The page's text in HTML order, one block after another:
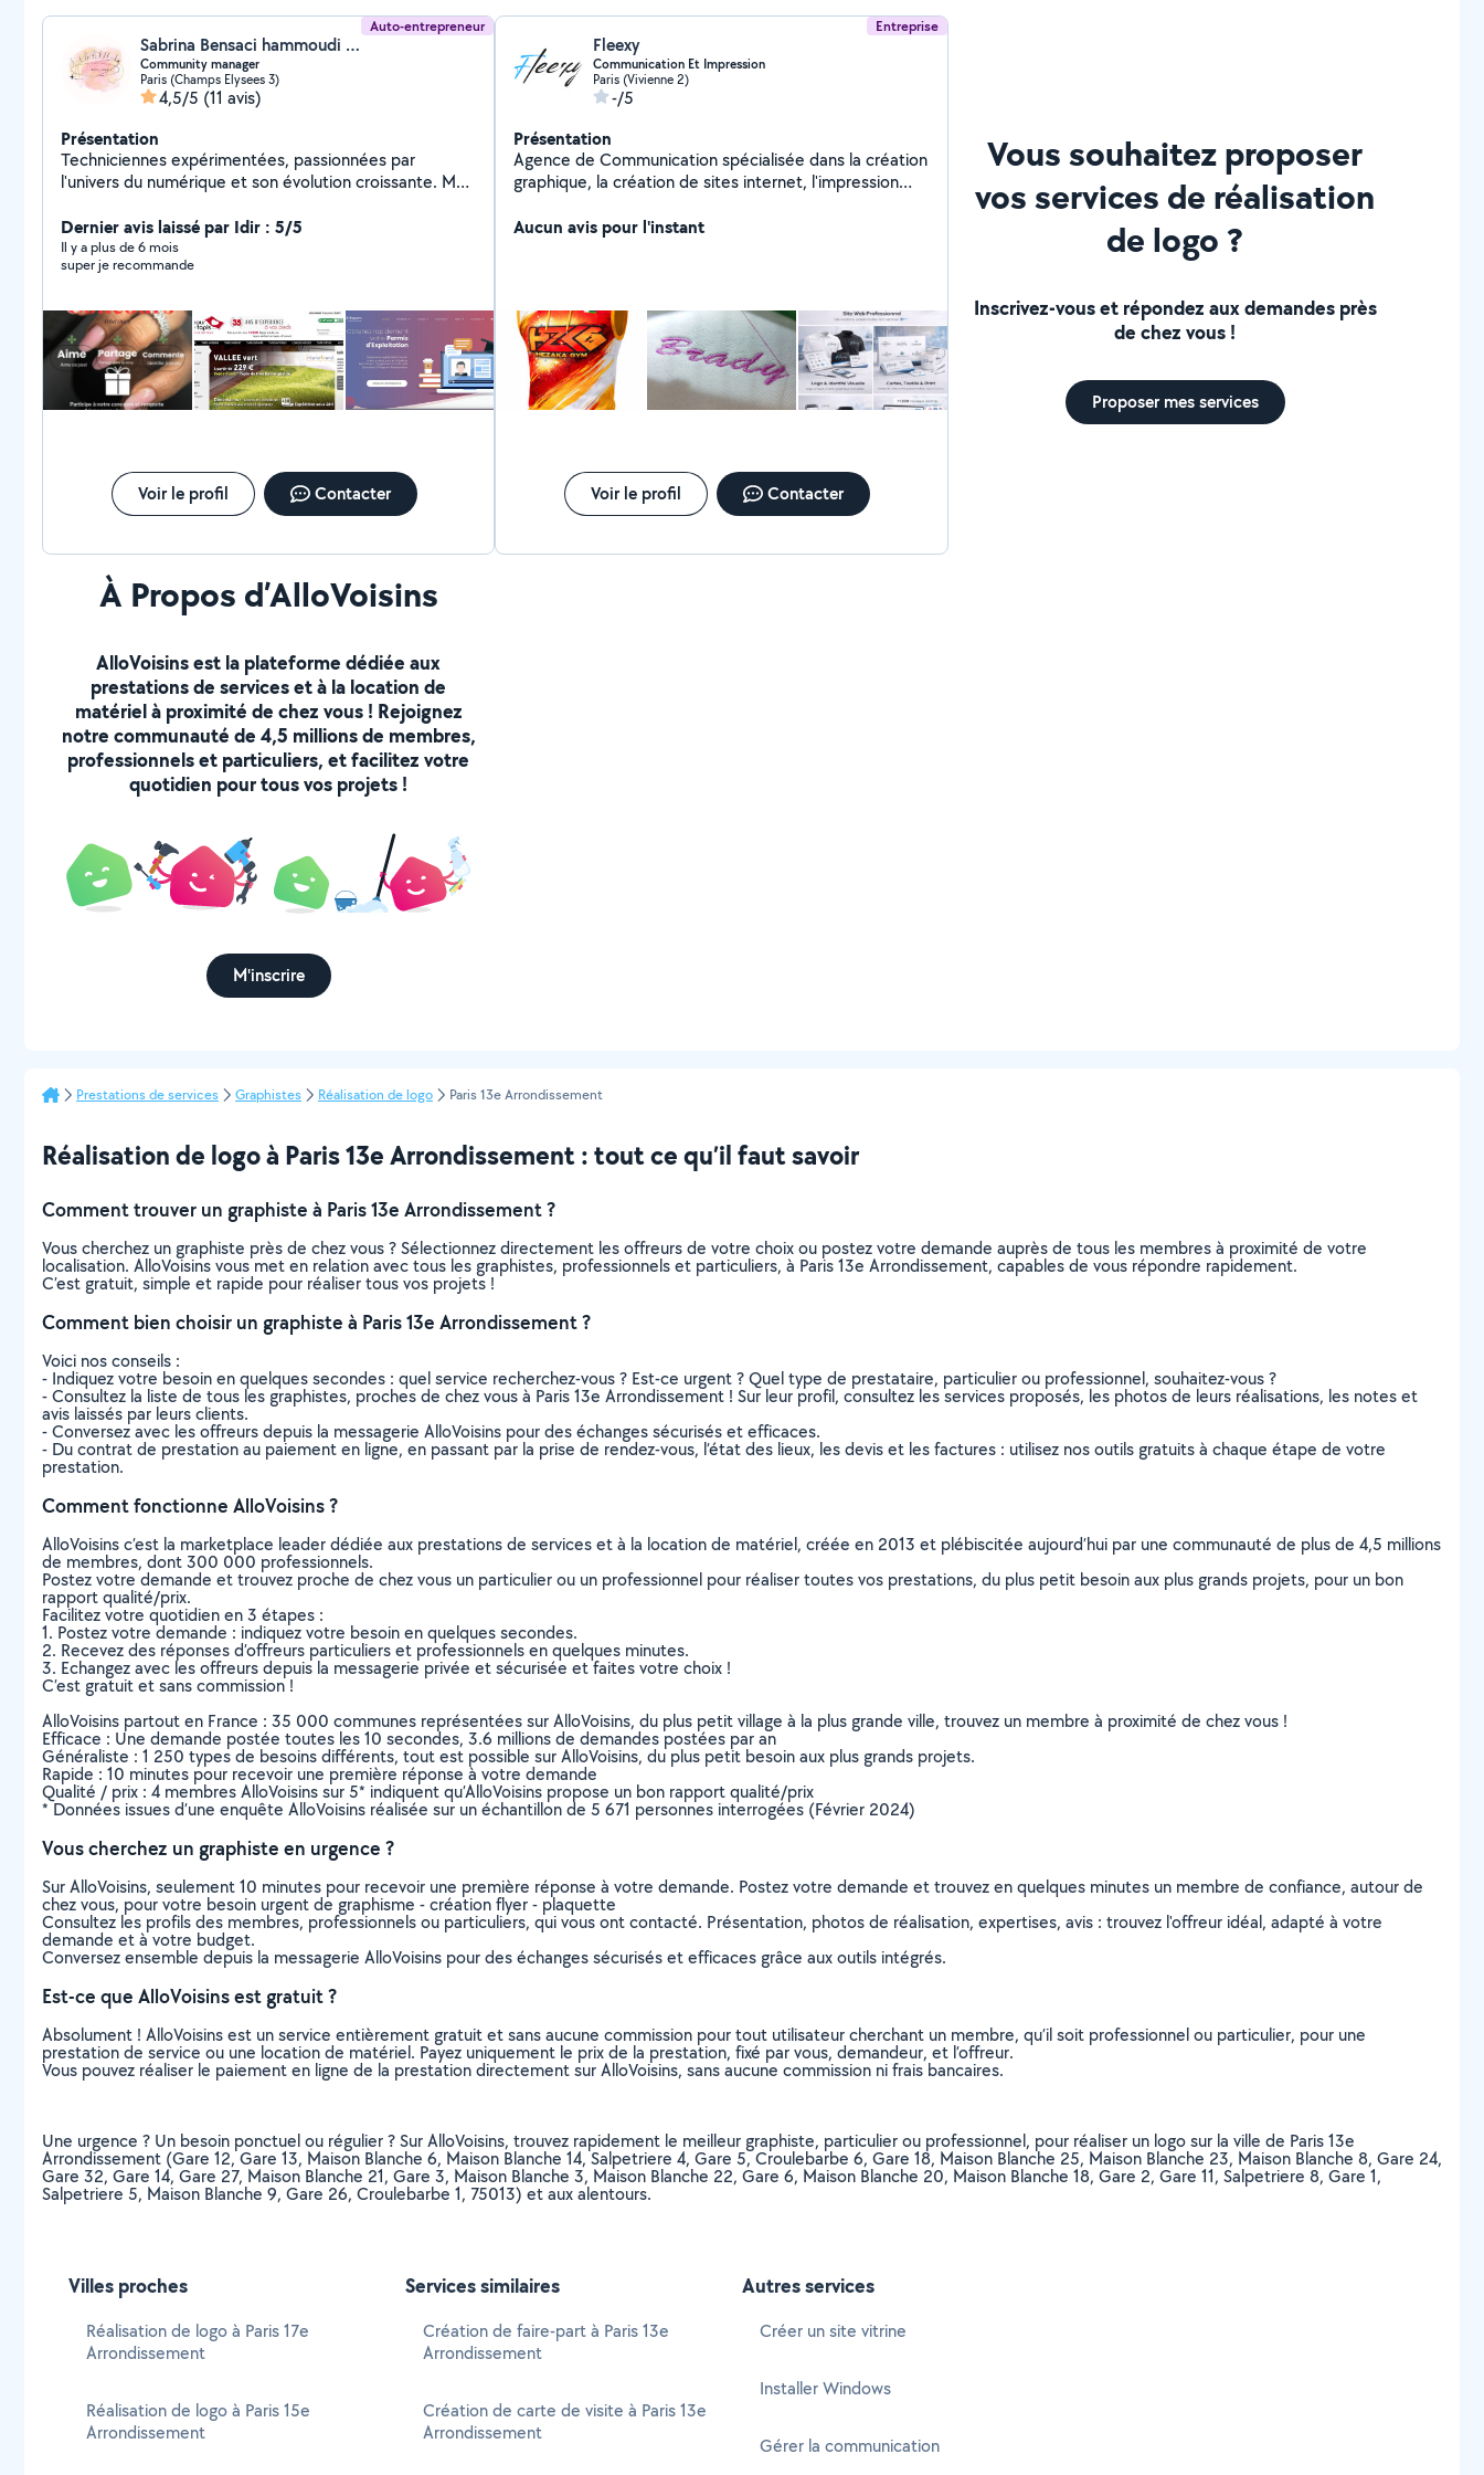
Auto-entrepreneur
Sabrina Bensaci hammoudi (Social.media)
Community manager
Paris (Champs Elysees 3)
4,5/5 (11 avis)
Présentation
Techniciennes expérimentées, passionnées par
l'univers du numérique et son évolution croissante. Mon
culture innovante, enthousiaste et audacieuse. Grâce à
un parcours de formation approfondie et à des
expériences professionnelles performantes, je suis
d'applications web/mobile.je gère vos réseaux sociaux
avec différents packs mise à votre disposition pour
faciliter tous les budget .
Dernier avis laissé par Idir : 5/5
Il y a plus de 6 mois
super je recommande
Voir le profil Contacter
Entreprise
Fleexy
Communication Et Impression
Paris (Vivienne 2)
-/5
Présentation
Agence de Communication spécialisée dans la création
graphique, la création de sites internet, l'impression
Aucun avis pour l'instant
Voir le profil Contacter
Vous souhaitez proposer
vos services de réalisation
de logo ?
Inscrivez-vous et répondez aux demandes près
de chez vous !
Proposer mes services
À Propos d’AlloVoisins
AlloVoisins est la plateforme dédiée aux
prestations de services et à la location de
matériel à proximité de chez vous ! Rejoignez
notre communauté de 4,5 millions de membres,
professionnels et particuliers, et facilitez votre
quotidien pour tous vos projets !
M'inscrire
Prestations de services Graphistes Réalisation de logo Paris 13e Arrondissement
Réalisation de logo à Paris 13e Arrondissement : tout ce qu’il faut savoir
Comment trouver un graphiste à Paris 13e Arrondissement ?
Vous cherchez un graphiste près de chez vous ? Sélectionnez directement les offreurs de votre choix ou postez votre demande auprès de tous les membres à proximité de votre
localisation. AlloVoisins vous met en relation avec tous les graphistes, professionnels et particuliers, à Paris 13e Arrondissement, capables de vous répondre rapidement.
C’est gratuit, simple et rapide pour réaliser tous vos projets !
Comment bien choisir un graphiste à Paris 13e Arrondissement ?
Voici nos conseils :
- Indiquez votre besoin en quelques secondes : quel service recherchez-vous ? Est-ce urgent ? Quel type de prestataire, particulier ou professionnel, souhaitez-vous ?
- Consultez la liste de tous les graphistes, proches de chez vous à Paris 13e Arrondissement ! Sur leur profil, consultez les services proposés, les photos de leurs réalisations, les notes et
avis laissés par leurs clients.
- Conversez avec les offreurs depuis la messagerie AlloVoisins pour des échanges sécurisés et efficaces.
- Du contrat de prestation au paiement en ligne, en passant par la prise de rendez-vous, l’état des lieux, les devis et les factures : utilisez nos outils gratuits à chaque étape de votre
prestation.
Comment fonctionne AlloVoisins ?
AlloVoisins c’est la marketplace leader dédiée aux prestations de services et à la location de matériel, créée en 2013 et plébiscitée aujourd’hui par une communauté de plus de 4,5 millions
de membres, dont 300 000 professionnels.
Postez votre demande et trouvez proche de chez vous un particulier ou un professionnel pour réaliser toutes vos prestations, du plus petit besoin aux plus grands projets, pour un bon
rapport qualité/prix.
Facilitez votre quotidien en 3 étapes :
1. Postez votre demande : indiquez votre besoin en quelques secondes.
2. Recevez des réponses d’offreurs particuliers et professionnels en quelques minutes.
3. Echangez avec les offreurs depuis la messagerie privée et sécurisée et faites votre choix !
C’est gratuit et sans commission !
AlloVoisins partout en France : 35 000 communes représentées sur AlloVoisins, du plus petit village à la plus grande ville, trouvez un membre à proximité de chez vous !
Efficace : Une demande postée toutes les 10 secondes, 3.6 millions de demandes postées par an
Généraliste : 1 250 types de besoins différents, tout est possible sur AlloVoisins, du plus petit besoin aux plus grands projets.
Rapide : 10 minutes pour recevoir une première réponse à votre demande
Qualité / prix : 4 membres AlloVoisins sur 5* indiquent qu’AlloVoisins propose un bon rapport qualité/prix
* Données issues d’une enquête AlloVoisins réalisée sur un échantillon de 5 671 personnes interrogées (Février 2024)
Vous cherchez un graphiste en urgence ?
Sur AlloVoisins, seulement 10 minutes pour recevoir une première réponse à votre demande. Postez votre demande et trouvez en quelques minutes un membre de confiance, autour de
chez vous, pour votre besoin urgent de graphisme - création flyer - plaquette
Consultez les profils des membres, professionnels ou particuliers, qui vous ont contacté. Présentation, photos de réalisation, expertises, avis : trouvez l'offreur idéal, adapté à votre
demande et à votre budget.
Conversez ensemble depuis la messagerie AlloVoisins pour des échanges sécurisés et efficaces grâce aux outils intégrés.
Est-ce que AlloVoisins est gratuit ?
Absolument ! AlloVoisins est un service entièrement gratuit et sans aucune commission pour tout utilisateur cherchant un membre, qu’il soit professionnel ou particulier, pour une
prestation de service ou une location de matériel. Payez uniquement le prix de la prestation, fixé par vous, demandeur, et l’offreur.
Vous pouvez réaliser le paiement en ligne de la prestation directement sur AlloVoisins, sans aucune commission ni frais bancaires.
Une urgence ? Un besoin ponctuel ou régulier ? Sur AlloVoisins, trouvez rapidement le meilleur graphiste, particulier ou professionnel, pour réaliser un logo sur la ville de Paris 13e
Arrondissement (Gare 12, Gare 13, Maison Blanche 6, Maison Blanche 14, Salpetriere 4, Gare 5, Croulebarbe 6, Gare 18, Maison Blanche 25, Maison Blanche 23, Maison Blanche 8, Gare 24,
Gare 32, Gare 14, Gare 27, Maison Blanche 21, Gare 3, Maison Blanche 3, Maison Blanche 22, Gare 6, Maison Blanche 20, Maison Blanche 18, Gare 2, Gare 11, Salpetriere 8, Gare 1,
Salpetriere 5, Maison Blanche 9, Gare 26, Croulebarbe 1, 75013) et aux alentours.
Villes proches
Réalisation de logo à Paris 17e
Arrondissement
Réalisation de logo à Paris 15e
Arrondissement
Services similaires
Création de faire-part à Paris 13e
Arrondissement
Création de carte de visite à Paris 13e
Arrondissement
Autres services
Créer un site vitrine
Installer Windows
Gérer la communication